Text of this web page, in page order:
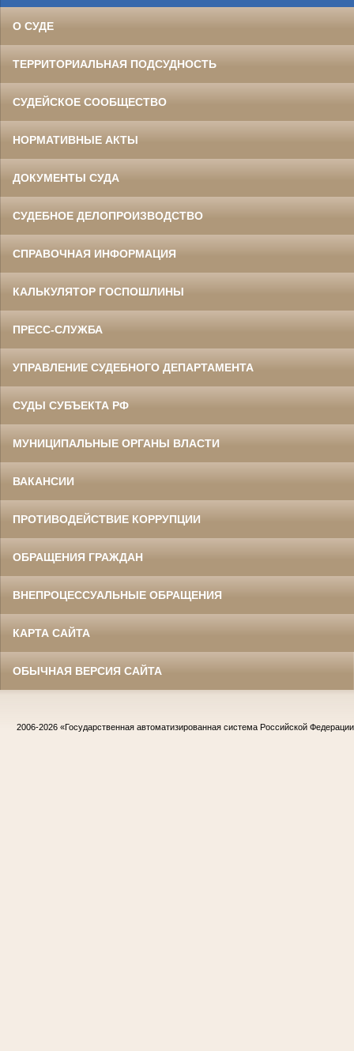
О СУДЕ
ТЕРРИТОРИАЛЬНАЯ ПОДСУДНОСТЬ
СУДЕЙСКОЕ СООБЩЕСТВО
НОРМАТИВНЫЕ АКТЫ
ДОКУМЕНТЫ СУДА
СУДЕБНОЕ ДЕЛОПРОИЗВОДСТВО
СПРАВОЧНАЯ ИНФОРМАЦИЯ
КАЛЬКУЛЯТОР ГОСПОШЛИНЫ
ПРЕСС-СЛУЖБА
УПРАВЛЕНИЕ СУДЕБНОГО ДЕПАРТАМЕНТА
СУДЫ СУБЪЕКТА РФ
МУНИЦИПАЛЬНЫЕ ОРГАНЫ ВЛАСТИ
ВАКАНСИИ
ПРОТИВОДЕЙСТВИЕ КОРРУПЦИИ
ОБРАЩЕНИЯ ГРАЖДАН
ВНЕПРОЦЕССУАЛЬНЫЕ ОБРАЩЕНИЯ
КАРТА САЙТА
ОБЫЧНАЯ ВЕРСИЯ САЙТА
2006-2026 «Государственная автоматизированная система Российской